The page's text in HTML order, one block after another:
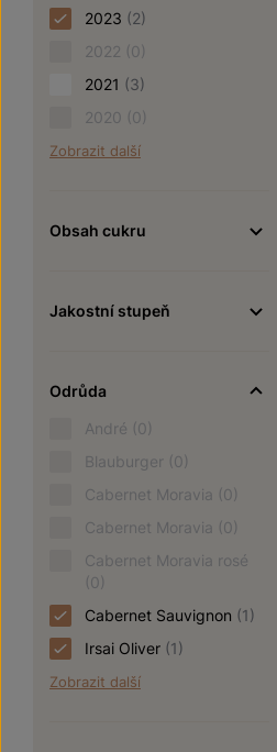
2023 (2)
2022 (0)
2021 (3)
2020 (0)
Zobrazit další
Obsah cukru
Jakostní stupeň
Odrůda
André (0)
Blauburger (0)
Cabernet Moravia (0)
Cabernet Moravia (0)
Cabernet Moravia rosé
(0)
Cabernet Sauvignon (1)
Irsai Oliver (1)
Zobrazit další